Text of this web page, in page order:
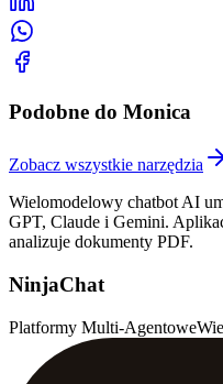
Podobne do Monica
Zobacz wszystkie narzędzia
Wielomodelowy chatbot AI
GPT, Claude i Gemini.
analizuje dokumenty PDF.
NinjaChat
Platformy Multi-Agentowe